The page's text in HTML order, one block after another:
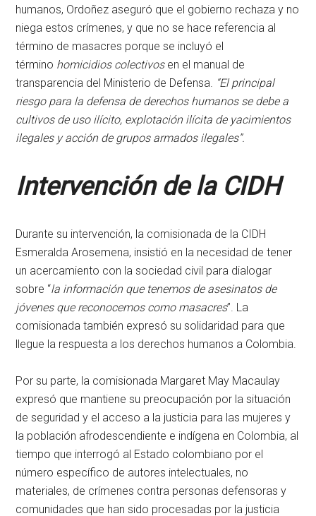
humanos, Ordoñez aseguró que el gobierno rechaza y no
niega estos crímenes, y que no se hace referencia al
término de masacres porque se incluyó el
término homicidios colectivosen el manual de
transparencia del Ministerio de Defensa. “El principal
riesgo para la defensa de derechos humanos se debe a
cultivos de uso ilícito, explotación ilícita de yacimientos
ilegales y acción de grupos armados ilegales”.
Intervención de la CIDH
Durante su intervención, la comisionada de la CIDH
Esmeralda Arosemena, insistió en la necesidad de tener
un acercamiento con la sociedad civil para dialogar
sobre “la información que tenemos de asesinatos de
jóvenes que reconocemos como masacres”. La
comisionada también expresó su solidaridad para que
llegue la respuesta a los derechos humanos a Colombia.
Por su parte, la comisionada Margaret May Macaulay
expresó que mantiene su preocupación por la situación
de seguridad y el acceso a la justicia para las mujeres y
la población afrodescendiente e indígena en Colombia, al
tiempo que interrogó al Estado colombiano por el
número específico de autores intelectuales, no
materiales, de crímenes contra personas defensoras y
comunidades que han sido procesadas por la justicia